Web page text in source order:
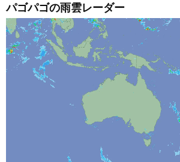
パゴパゴの雨雲レーダー